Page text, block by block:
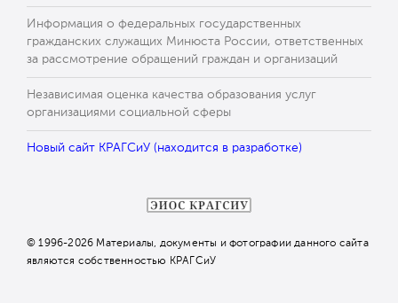
Информация о федеральных государственных
гражданских служащих Минюста России, ответственных
за рассмотрение обращений граждан и организаций
Независимая оценка качества образования услуг
организациями социальной сферы
Новый сайт КРАГСиУ (находится в разработке)
© 1996-2026 Материалы, документы и фотографии данного сайта
являются собственностью КРАГСиУ